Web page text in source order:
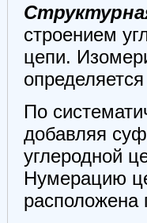
строением
цепи.
По
добавляя
углеродной
Нумерацию
расположена